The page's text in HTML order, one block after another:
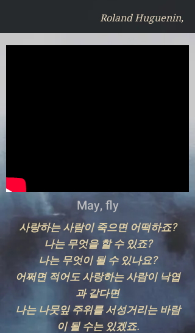
Roland Huguenin,
May, fly
사랑하는 사람이 죽으면 어떡하죠?
​나는 무엇을 할 수 있죠?
나는 무엇이 될 수 있나요?
어쩌면 적어도 사랑하는 사람이 낙엽
과 같다면
나는 나뭇잎 주위를 서성거리는 바람
이 될 수는 있겠죠.